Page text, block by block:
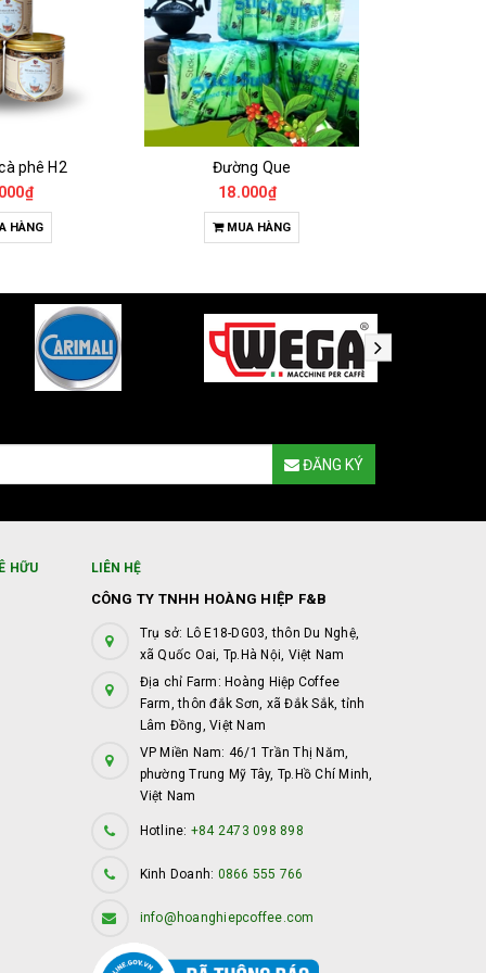
phê H2
HÀNG
Đường Que
18.000₫
MUA HÀNG
ĐĂNG KÝ
HỮU
LIÊN HỆ
CÔNG TY TNHH HOÀNG HIỆP F&B
Trụ sở: Lô E18-DG03, thôn Du Nghệ,
xã Quốc Oai, Tp.Hà Nội, Việt Nam
Địa chỉ Farm: Hoàng Hiệp Coffee
Farm, thôn đắk Sơn, xã Đắk Sắk, tỉnh
Lâm Đồng, Việt Nam
VP Miền Nam: 46/1 Trần Thị Năm,
phường Trung Mỹ Tây, Tp.Hồ Chí Minh,
Việt Nam
Hotline: +84 2473 098 898
Kinh Doanh: 0866 555 766
info@hoanghiepcoffee.com